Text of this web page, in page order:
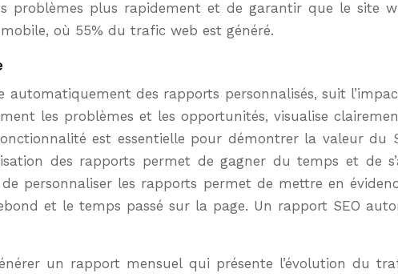
problèmes plus rapidement et de garantir que le site
où 55% du trafic web est généré.
automatiquement des rapports personnalisés, suit
les problèmes et les opportunités, visualise
est essentielle pour démontrer la valeur du
des rapports permet de gagner du temps et de
personnaliser les rapports permet de mettre en
et le temps passé sur la page. Un rapport SEO
un rapport mensuel qui présente l’évolution du